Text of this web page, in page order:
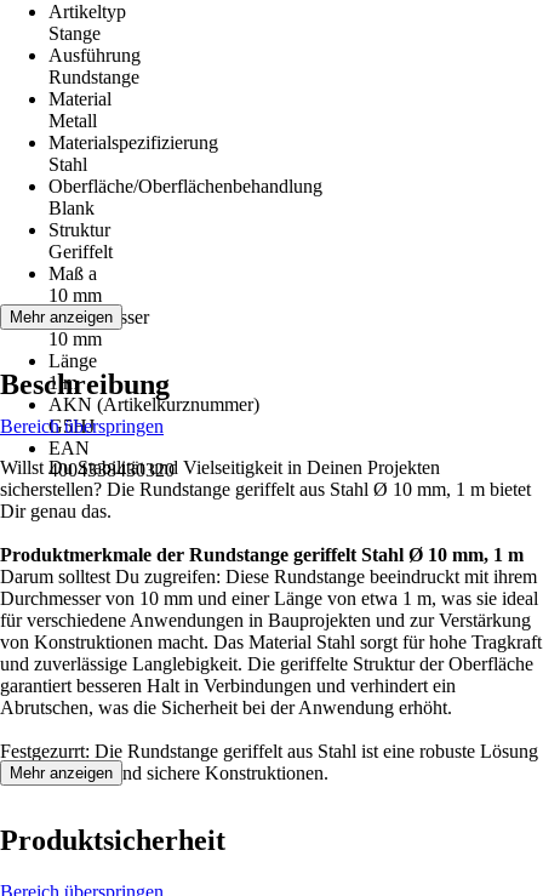
Artikeltyp
Stange
Ausführung
Rundstange
Material
Metall
Materialspezifizierung
Stahl
Oberfläche/Oberflächenbehandlung
Blank
Struktur
Geriffelt
Maß a
10 mm
Durchmesser
10 mm
Länge
1 m
AKN (Artikelkurznummer)
G5HJ
EAN
4004338430320
Mehr anzeigen
Beschreibung
Bereich überspringen
Willst Du Stabilität und Vielseitigkeit in Deinen Projekten
sicherstellen? Die Rundstange geriffelt aus Stahl Ø 10 mm, 1 m bietet
Dir genau das.
Produktmerkmale der Rundstange geriffelt Stahl Ø 10 mm, 1 m
Darum solltest Du zugreifen: Diese Rundstange beeindruckt mit ihrem
Durchmesser von 10 mm und einer Länge von etwa 1 m, was sie ideal
für verschiedene Anwendungen in Bauprojekten und zur Verstärkung
von Konstruktionen macht. Das Material Stahl sorgt für hohe Tragkraft
und zuverlässige Langlebigkeit. Die geriffelte Struktur der Oberfläche
garantiert besseren Halt in Verbindungen und verhindert ein
Abrutschen, was die Sicherheit bei der Anwendung erhöht.
Festgezurrt: Die Rundstange geriffelt aus Stahl ist eine robuste Lösung
für beständige und sichere Konstruktionen.
Mehr anzeigen
Produktsicherheit
Bereich überspringen